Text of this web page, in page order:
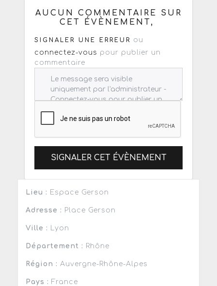
AUCUN COMMENTAIRE SUR
CET ÉVÈNEMENT,
SIGNALER UNE ERREUR
ou
connectez-vous pour publier un
commentaire
SIGNALER CET ÉVÈNEMENT
Lieu : Espace Gerson
Adresse : Place Gerson
Ville : Lyon
Département : Rhône
Région : Auvergne-Rhône-Alpes
Pays : France